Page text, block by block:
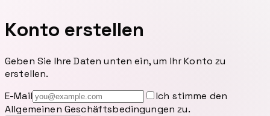
Konto erstellen
Geben Sie Ihre Daten unten ein, um Ihr Konto zu
erstellen.
E-Mail
Ich stimme den
Allgemeinen Geschäftsbedingungen zu.